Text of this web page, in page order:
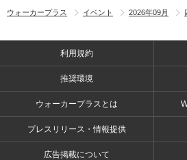
ウォーカープラス イベント 2026年09月
利用規約
推奨環境
ウォーカープラスとは
プレスリリース・情報提供
広告掲載について